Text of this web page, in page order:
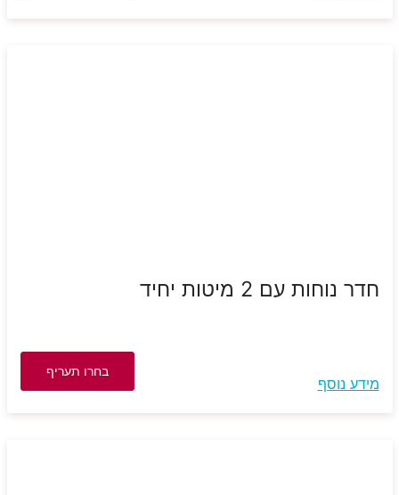
חדר נוחות עם 2 מיטות יחיד
מידע נוסף
בחרו תעריף